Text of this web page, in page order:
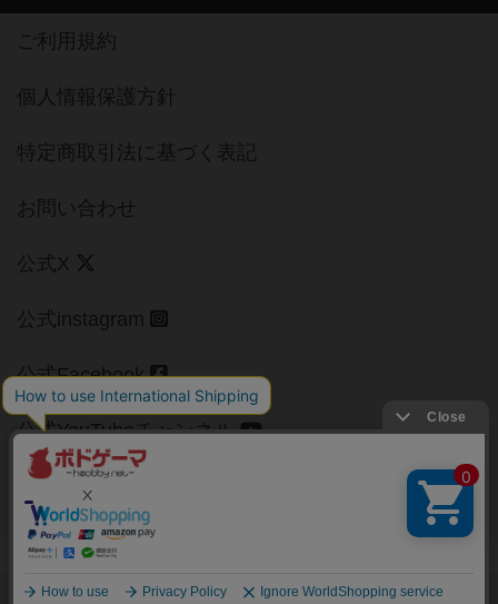
ご利用規約
個人情報保護方針
特定商取引法に基づく表記
お問い合わせ
公式X
公式instagram
公式Facebook
公式YouTubeチャンネル